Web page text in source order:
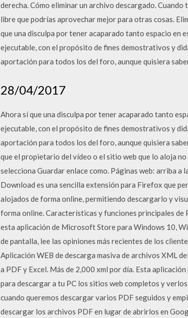
derecha. Cómo eliminar un archivo descargado.
libre que podrías aprovechar mejor para otras cosas.
que una disculpa por tener acaparado tanto espacio en
ejecutable, con el propósito de fines demostrativos y
aportación para todos los del foro, aunque quisiera
28/04/2017
Ahora sí que una disculpa por tener acaparado tanto
ejecutable, con el propósito de fines demostrativos y
aportación para todos los del foro, aunque quisiera
que el propietario del vídeo o el sitio web que lo aloja
selecciona Guardar enlace como. Páginas web: arriba a
Download es una sencilla extensión para Firefox que
alojados de forma online, permitiendo descargarlo y
forma online. Características y funciones principales
esta aplicación de Microsoft Store para Windows 10,
de pantalla, lee las opiniones más recientes de los
Aplicación WEB de descarga masiva de archivos XML
a PDF y Excel. Más de 2,000 xml por día. Esta
para descargar a tu PC los sitios web completos y
cuando queremos descargar varios PDF seguidos y
descargar los archivos PDF en lugar de abrirlos en